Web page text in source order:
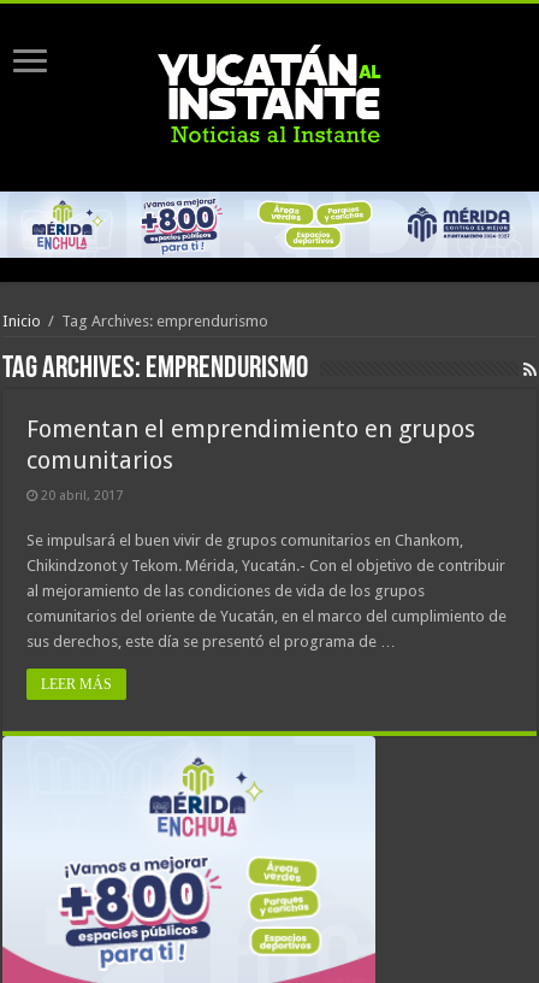
Inicio / Tag Archives: emprendurismo
Tag Archives: emprendurismo
Fomentan el emprendimiento en grupos
comunitarios
20 abril, 2017
Se impulsará el buen vivir de grupos comunitarios en Chankom,
Chikindzonot y Tekom. Mérida, Yucatán.- Con el objetivo de contribuir
al mejoramiento de las condiciones de vida de los grupos
comunitarios del oriente de Yucatán, en el marco del cumplimiento de
sus derechos, este día se presentó el programa de …
LEER MÁS